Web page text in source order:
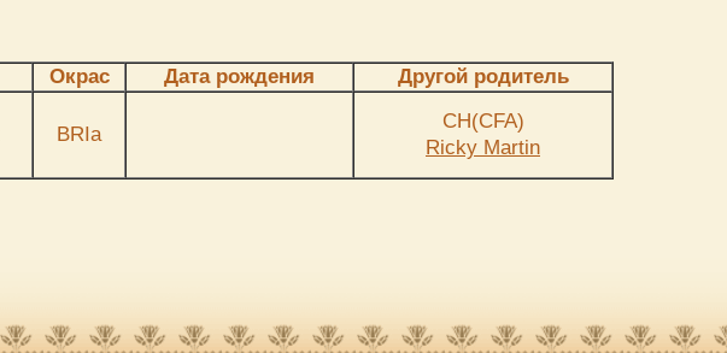
Окрас Дата рождения
Другой родитель
BRIa
СH(CFA)
Ricky Martin